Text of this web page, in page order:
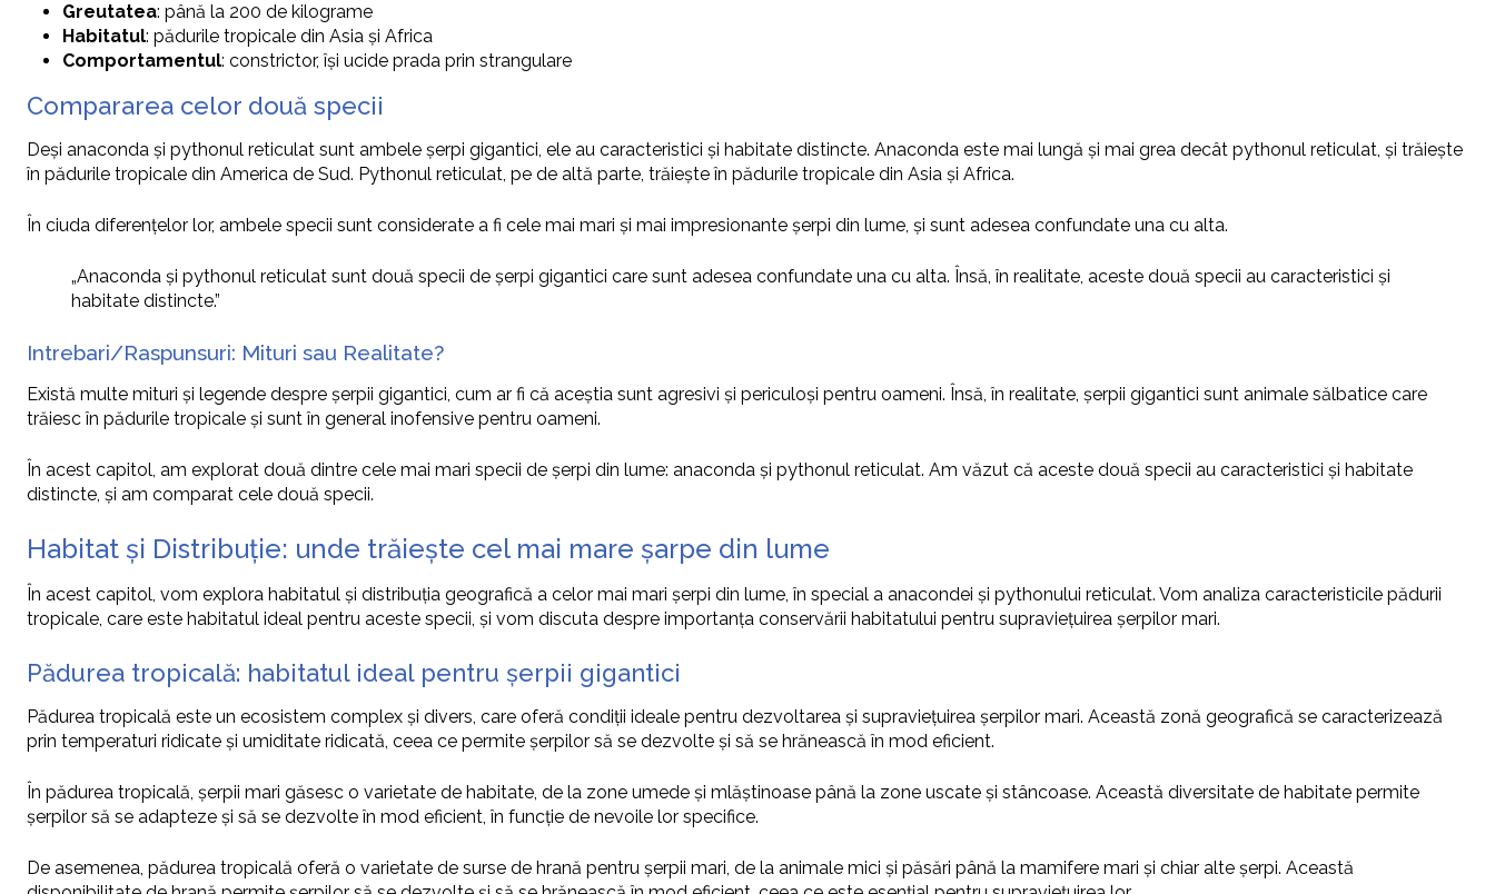
Greutatea: până la 200 de kilograme
Habitatul: pădurile tropicale din Asia și Africa
Comportamentul: constrictor, își ucide prada prin strangulare
Compararea celor două specii
Deși anaconda și pythonul reticulat sunt ambele șerpi gigantici, ele au caracteristici și habitate distincte. Anaconda este mai lungă și mai grea decât pythonul reticulat, și trăiește
în pădurile tropicale din America de Sud. Pythonul reticulat, pe de altă parte, trăiește în pădurile tropicale din Asia și Africa.
În ciuda diferențelor lor, ambele specii sunt considerate a fi cele mai mari și mai impresionante șerpi din lume, și sunt adesea confundate una cu alta.
„Anaconda și pythonul reticulat sunt două specii de șerpi gigantici care sunt adesea confundate una cu alta. Însă, în realitate, aceste două specii au caracteristici și
habitate distincte.”
Intrebari/Raspunsuri: Mituri sau Realitate?
Există multe mituri și legende despre șerpii gigantici, cum ar fi că aceștia sunt agresivi și periculoși pentru oameni. Însă, în realitate, șerpii gigantici sunt animale sălbatice care
trăiesc în pădurile tropicale și sunt în general inofensive pentru oameni.
În acest capitol, am explorat două dintre cele mai mari specii de șerpi din lume: anaconda și pythonul reticulat. Am văzut că aceste două specii au caracteristici și habitate
distincte, și am comparat cele două specii.
Habitat și Distribuție: unde trăiește cel mai mare șarpe din lume
În acest capitol, vom explora habitatul și distribuția geografică a celor mai mari șerpi din lume, în special a anacondei și pythonului reticulat. Vom analiza caracteristicile pădurii
tropicale, care este habitatul ideal pentru aceste specii, și vom discuta despre importanța conservării habitatului pentru supraviețuirea șerpilor mari.
Pădurea tropicală: habitatul ideal pentru șerpii gigantici
Pădurea tropicală este un ecosistem complex și divers, care oferă condiții ideale pentru dezvoltarea și supraviețuirea șerpilor mari. Această zonă geografică se caracterizează
prin temperaturi ridicate și umiditate ridicată, ceea ce permite șerpilor să se dezvolte și să se hrănească în mod eficient.
În pădurea tropicală, șerpii mari găsesc o varietate de habitate, de la zone umede și mlăștinoase până la zone uscate și stâncoase. Această diversitate de habitate permite
șerpilor să se adapteze și să se dezvolte în mod eficient, în funcție de nevoile lor specifice.
De asemenea, pădurea tropicală oferă o varietate de surse de hrană pentru șerpii mari, de la animale mici și păsări până la mamifere mari și chiar alte șerpi. Această